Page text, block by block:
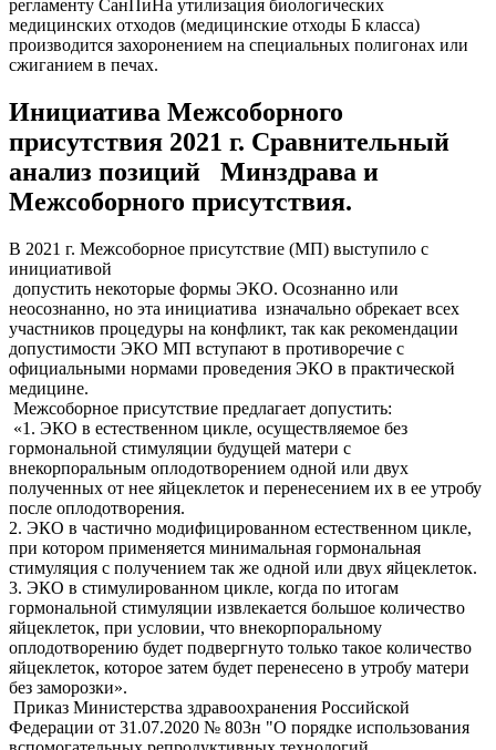
регламенту СанПиНа утилизация биологических
медицинских отходов (медицинские отходы Б класса)
производится захоронением на специальных полигонах или
сжиганием в печах.
Инициатива Межсоборного
присутствия 2021 г. Сравнительный
анализ позиций Минздрава и
Межсоборного присутствия.
В 2021 г. Межсоборное присутствие (МП) выступило с
инициативой
допустить некоторые формы ЭКО. Осознанно или
неосознанно, но эта инициатива изначально обрекает всех
участников процедуры на конфликт, так как рекомендации
допустимости ЭКО МП вступают в противоречие с
официальными нормами проведения ЭКО в практической
медицине.
Межсоборное присутствие предлагает допустить:
«1. ЭКО в естественном цикле, осуществляемое без
гормональной стимуляции будущей матери с
внекорпоральным оплодотворением одной или двух
полученных от нее яйцеклеток и перенесением их в ее утробу
после оплодотворения.
2. ЭКО в частично модифицированном естественном цикле,
при котором применяется минимальная гормональная
стимуляция с получением так же одной или двух яйцеклеток.
3. ЭКО в стимулированном цикле, когда по итогам
гормональной стимуляции извлекается большое количество
яйцеклеток, при условии, что внекорпоральному
оплодотворению будет подвергнуто только такое количество
яйцеклеток, которое затем будет перенесено в утробу матери
без заморозки».
Приказ Министерства здравоохранения Российской
Федерации от 31.07.2020 № 803н "О порядке использования